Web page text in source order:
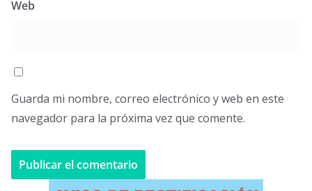
Web
Guarda mi nombre, correo electrónico y web en este
navegador para la próxima vez que comente.